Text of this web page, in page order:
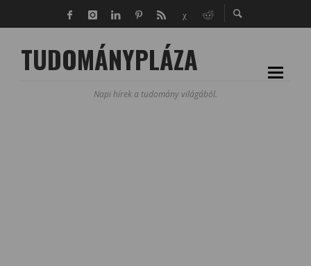
TUDOMÁNYPLÁZA
Napi hírek a tudomány világából.